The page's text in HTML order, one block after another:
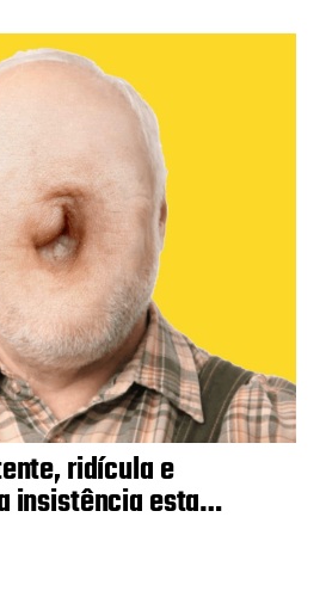
ridícula e
insistência esta…